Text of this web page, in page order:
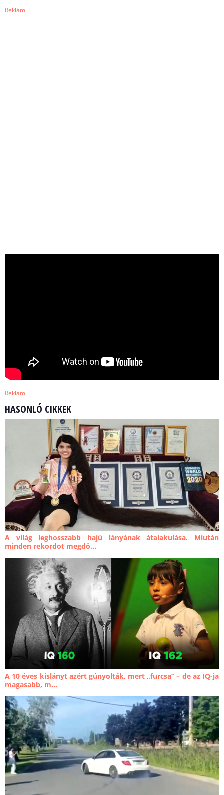
Reklám
Reklám
HASONLÓ CIKKEK
A világ leghosszabb hajú lányának átalakulása. Miután
minden rekordot megdö...
A 10 éves kislányt azért gúnyolták, mert „furcsa” – de az IQ-ja
magasabb, m...